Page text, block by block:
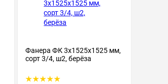
Фанера ФК 3х1525х1525 мм,
сорт 3/4, ш2, берёза